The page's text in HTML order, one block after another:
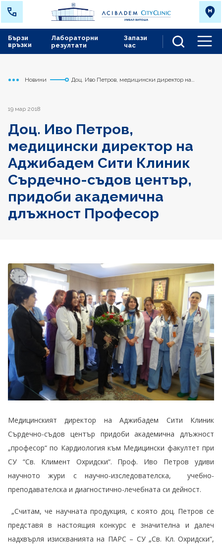
Лабораторни
резултати
Запази
час
Бързи
връзки
Начало
Сърдечно съдов център
Новини
Доц. Иво Петров, медицински директор на
19 мар 2018
Доц. Иво Петров,
медицински директор на
Аджибадем Сити Клиник
Сърдечно-съдов център,
придоби академична
длъжност Професор
Медицинският директор на Аджибадем Сити Клиник
Сърдечно-съдов център придоби академична длъжност
„професор“ по Кардиология към Медицински факултет при
СУ “Св. Климент Охридски“. Проф. Иво Петров удиви
научното жури с научно-изследователска, учебно-
преподавателска и диагностично-лечебната си дейност.
„Считам, че научната продукция, с която доц. Петров се
представя в настоящия конкурс е значителна и далеч
надхвърля изискванията на ПАРС – СУ „Св. Кл. Охридски“,